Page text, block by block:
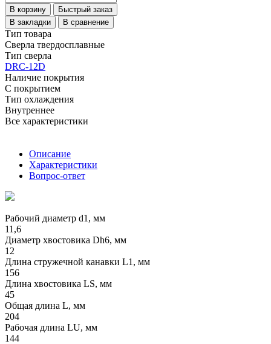
В корзину
Быстрый заказ
В закладки
В сравнение
Тип товара
Сверла твердосплавные
Тип сверла
DRC-12D
Наличие покрытия
С покрытием
Тип охлаждения
Внутреннее
Все характеристики
Описание
Характеристики
Вопрос-ответ
Рабочий диаметр d1, мм
11,6
Диаметр хвостовика Dh6, мм
12
Длина стружечной канавки L1, мм
156
Длина хвостовика LS, мм
45
Общая длина L, мм
204
Рабочая длина LU, мм
144